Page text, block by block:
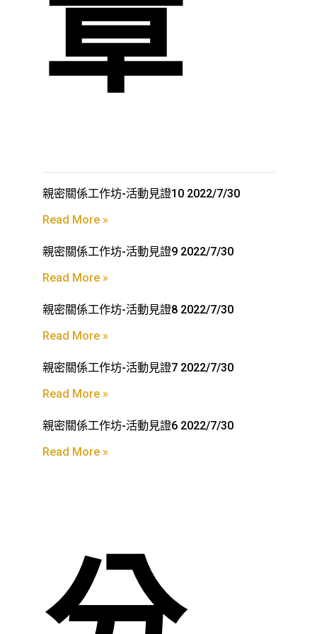
親密關係工作坊-活動見證10 2022/7/30
Read More »
親密關係工作坊-活動見證9 2022/7/30
Read More »
親密關係工作坊-活動見證8 2022/7/30
Read More »
親密關係工作坊-活動見證7 2022/7/30
Read More »
親密關係工作坊-活動見證6 2022/7/30
Read More »